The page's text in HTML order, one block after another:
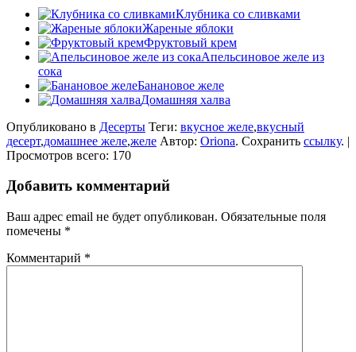
Клубника со сливками
Жареные яблоки
Фруктовый крем
Апельсиновое желе из
сока
Банановое желе
Домашняя халва
Опубликовано в Десерты Теги: вкусное желе,вкусный
десерт,домашнее желе,желе Автор: Oriona. Сохранить ссылку. |
Просмотров всего: 170
Добавить комментарий
Ваш адрес email не будет опубликован. Обязательные поля
помечены *
Комментарий *